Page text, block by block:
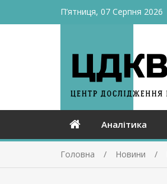
П’ятниця, 07 Серпня 2026
Аналітика
Головна Новини